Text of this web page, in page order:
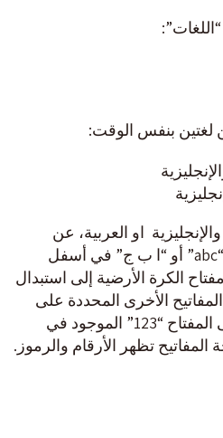
لغتين بنفس الوقت:
او العربية، عن
طريق الضغط على مفتاح “abc” أو “ا ب ج” في أسفل
الكرة الأرضية إلى استبدال
الأخرى المحددة على
جهاز iPad. عند الضغط على المفتاح “123” الموجود في
تظهر الأرقام والرموز.